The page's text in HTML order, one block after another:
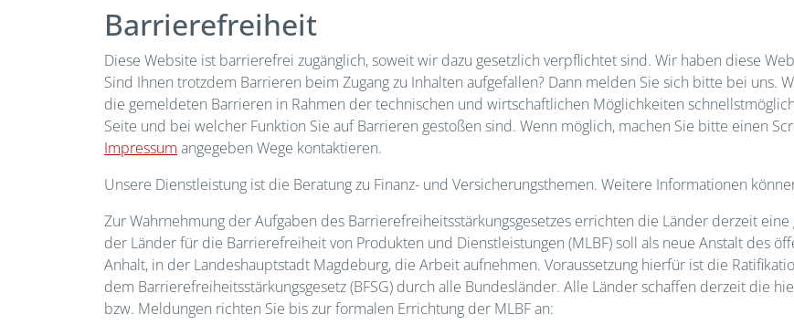
Barrierefreiheit
Diese Website ist barrierefrei zugänglich, soweit wir dazu gesetzlich verpflichtet sind. Wir haben diese
Sind Ihnen trotzdem Barrieren beim Zugang zu Inhalten aufgefallen? Dann melden Sie sich bitte bei uns.
die gemeldeten Barrieren in Rahmen der technischen und wirtschaftlichen Möglichkeiten
Seite und bei welcher Funktion Sie auf Barrieren gestoßen sind. Wenn möglich, machen Sie bitte einen
Impressum angegeben Wege kontaktieren.
Unsere Dienstleistung ist die Beratung zu Finanz- und Versicherungsthemen. Weitere Informationen
Zur Wahrnehmung der Aufgaben des Barrierefreiheitsstärkungsgesetzes errichten die Länder derzeit
der Länder für die Barrierefreiheit von Produkten und Dienstleistungen (MLBF) soll als neue Anstalt des
Anhalt, in der Landeshauptstadt Magdeburg, die Arbeit aufnehmen. Voraussetzung hierfür ist die
dem Barrierefreiheitsstärkungsgesetz (BFSG) durch alle Bundesländer. Alle Länder schaffen derzeit die
bzw. Meldungen richten Sie bis zur formalen Errichtung der MLBF an: